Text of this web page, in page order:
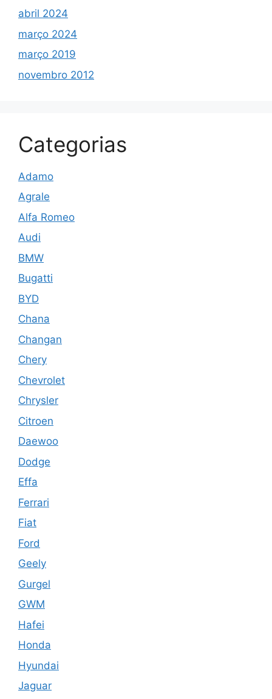
abril 2024
março 2024
março 2019
novembro 2012
Categorias
Adamo
Agrale
Alfa Romeo
Audi
BMW
Bugatti
BYD
Chana
Changan
Chery
Chevrolet
Chrysler
Citroen
Daewoo
Dodge
Effa
Ferrari
Fiat
Ford
Geely
Gurgel
GWM
Hafei
Honda
Hyundai
Jaguar